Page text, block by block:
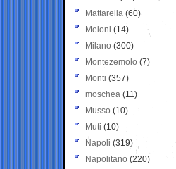
Mattarella (60)
Meloni (14)
Milano (300)
Montezemolo (7)
Monti (357)
moschea (11)
Musso (10)
Muti (10)
Napoli (319)
Napolitano (220)